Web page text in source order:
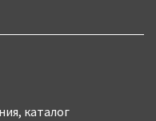
каталог